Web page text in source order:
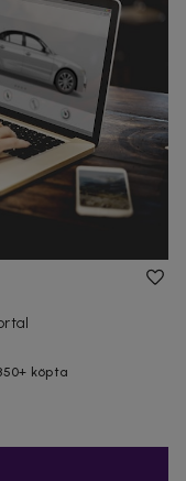
köpta